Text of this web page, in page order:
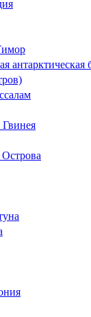
антарктическая